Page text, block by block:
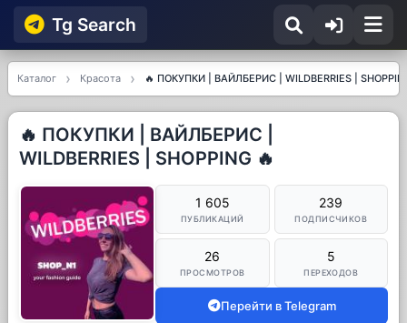
Tg Searсh
Каталог Красота 🔥 ПОКУПКИ | ВАЙЛБЕРИС | WILDBERRIES |
🔥 ПОКУПКИ | ВАЙЛБЕРИС |
WILDBERRIES | SHOPPING 🔥
1 605
ПУБЛИКАЦИЙ
239
ПОДПИСЧИКОВ
26
ПРОСМОТРОВ
5
ПЕРЕХОДОВ
Перейти в Telegram